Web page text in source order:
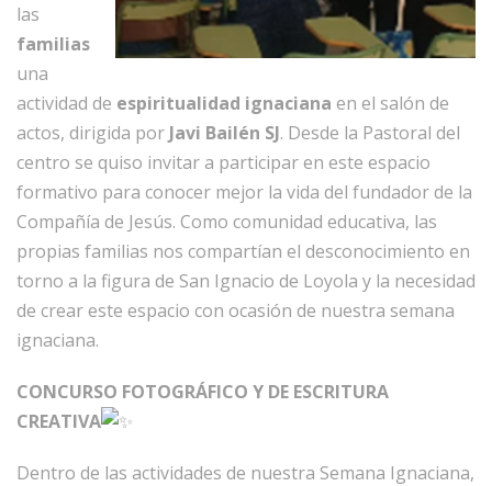
las
familias
una
actividad de espiritualidad ignaciana en el salón de
actos, dirigida por Javi Bailén SJ. Desde la Pastoral del
centro se quiso invitar a participar en este espacio
formativo para conocer mejor la vida del fundador de la
Compañía de Jesús. Como comunidad educativa, las
propias familias nos compartían el desconocimiento en
torno a la figura de San Ignacio de Loyola y la necesidad
de crear este espacio con ocasión de nuestra semana
ignaciana.
CONCURSO FOTOGRÁFICO Y DE ESCRITURA
CREATIVA
Dentro de las actividades de nuestra Semana Ignaciana,